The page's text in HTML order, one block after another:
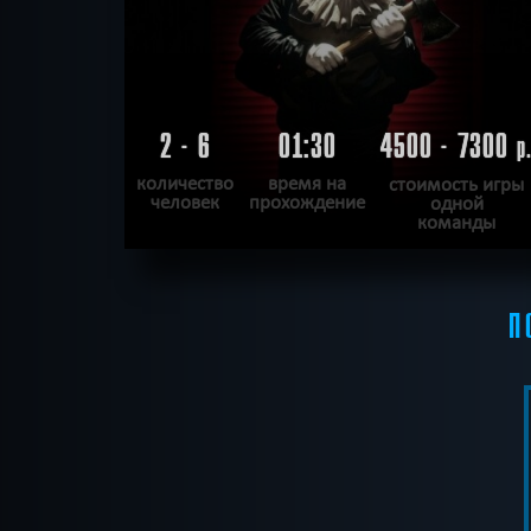
2 - 6
количество
человек
01:30
время на
прохождение
4500 - 7300р.
стоимость игры
одной
команды